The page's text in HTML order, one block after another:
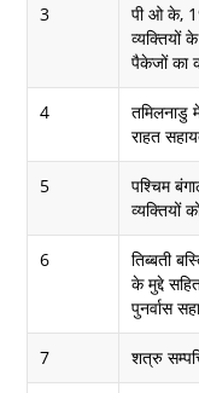
3
पी ओ के,
व्यक्तियों
पैकेजों का
4
तमिलनाडु
राहत
5
पश्चिम
व्यक्तियों
6
तिब्बती
के मुद्दे
पुनर्वास
7 शत्रु